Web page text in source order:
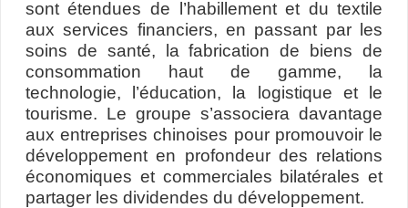
sont étendues de l’habillement et du textile
aux services financiers, en passant par les
soins de santé, la fabrication de biens de
consommation haut de gamme, la
technologie, l’éducation, la logistique et le
tourisme. Le groupe s’associera davantage
aux entreprises chinoises pour promouvoir le
développement en profondeur des relations
économiques et commerciales bilatérales et
partager les dividendes du développement.